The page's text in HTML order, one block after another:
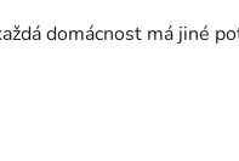
domácnost má jiné